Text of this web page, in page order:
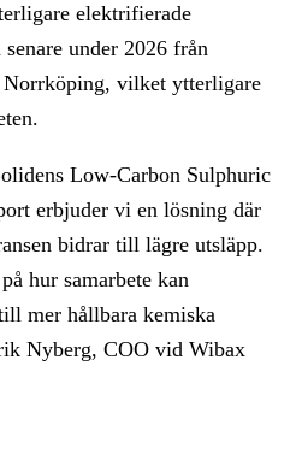
elektrifierade
under 2026 från
vilket ytterligare
Low-Carbon Sulphuric
erbjuder vi en lösning där
bidrar till lägre utsläpp.
hur samarbete kan
mer hållbara kemiska
Nyberg, COO vid Wibax